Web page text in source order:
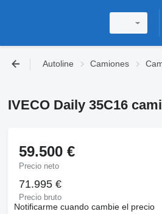
Autoline Camiones
IVECO Daily 35C16
59.500 €
Precio neto
71.995 €
Precio bruto
Notificarme cuando cambie el precio